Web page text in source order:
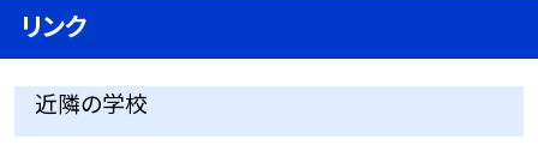
リンク
近隣の学校